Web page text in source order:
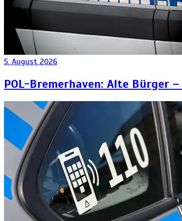
5. August 2026
POL-Bremerhaven: Alte